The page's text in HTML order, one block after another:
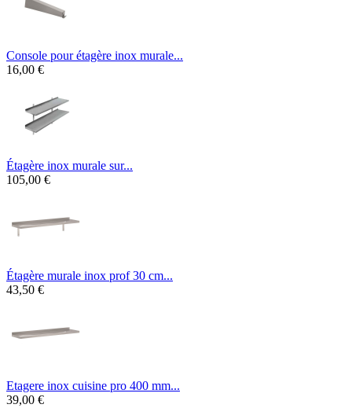
Console pour étagère inox murale...
16,00 €
Étagère inox murale sur...
105,00 €
Étagère murale inox prof 30 cm...
43,50 €
Etagere inox cuisine pro 400 mm...
39,00 €